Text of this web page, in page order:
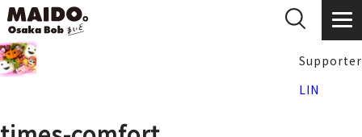
Supporter
LIN